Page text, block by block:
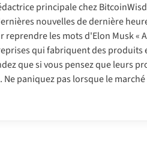
principale chez
nouvelles de dernière
reprendre les mots d'Elon Musk «
qui fabriquent des produits
que si vous pensez que leurs
paniquez pas lorsque le